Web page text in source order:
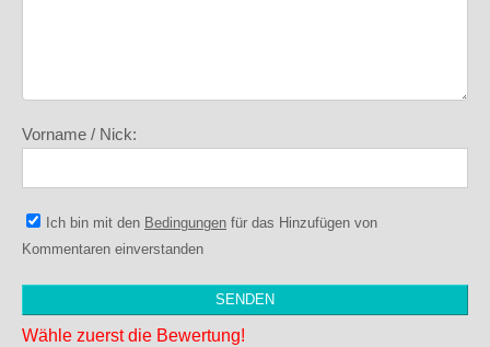
Vorname / Nick:
Ich bin mit den Bedingungen für das Hinzufügen von
Kommentaren einverstanden
Wähle zuerst die Bewertung!